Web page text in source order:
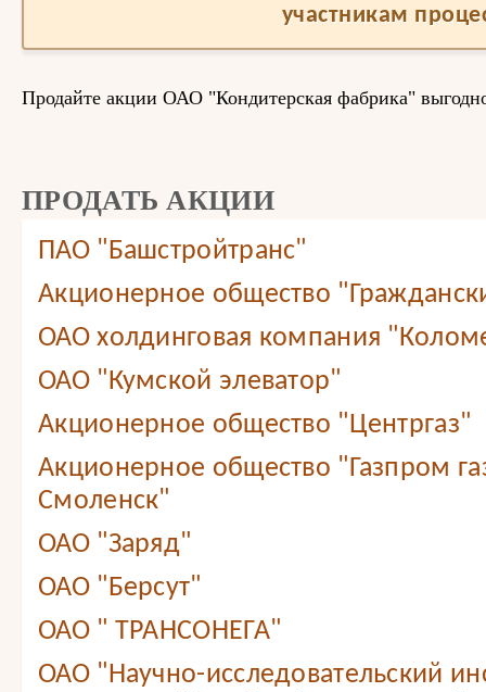
участникам
Продайте акции ОАО "Кондитерская фабрика"
ПРОДАТЬ АКЦИИ
ПАО "Башстройтранс"
Акционерное общество
ОАО холдинговая компания
ОАО "Кумской элеватор"
Акционерное общество "Центргаз"
Акционерное общество "Газпром
Смоленск"
ОАО "Заряд"
ОАО "Берсут"
ОАО " ТРАНСОНЕГА"
ОАО "Научно-исследовательский